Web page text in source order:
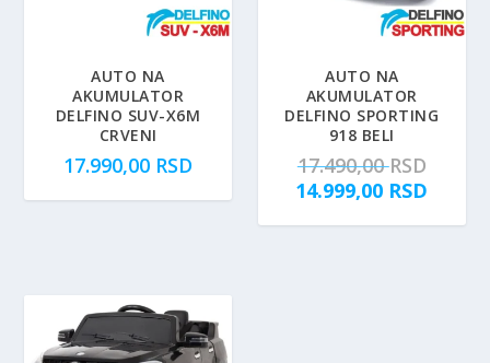
AUTO NA
AKUMULATOR
DELFINO SUV-X6M
CRVENI
17.990,00 RSD
AUTO NA
AKUMULATOR
DELFINO SPORTING
918 BELI
17.490,00RSDO
r
14.999,00 RSD